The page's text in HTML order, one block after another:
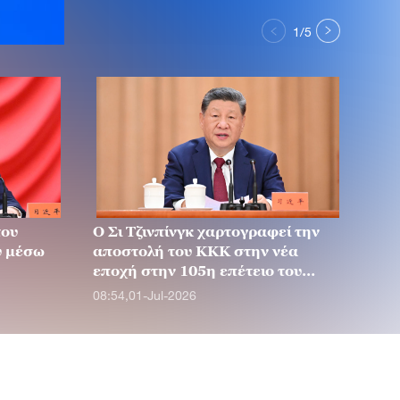
1/5
μέσω
Ο Σι Τζινπίνγκ χαρτογραφεί την
αποστολή του ΚΚΚ στην νέα
εποχή στην 105η επέτειο του
Κόμματος
08:54,01-Jul-2026